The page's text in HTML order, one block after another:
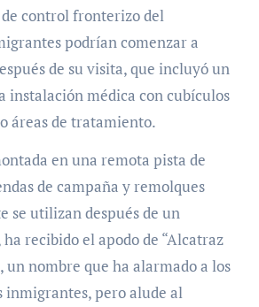
de control fronterizo del
podrían comenzar a
de su visita, que incluyó un
instalación médica con cubículos
áreas de tratamiento.
en una remota pista de
de campaña y remolques
se utilizan después de un
recibido el apodo de “Alcatraz
un nombre que ha alarmado a los
inmigrantes, pero alude al